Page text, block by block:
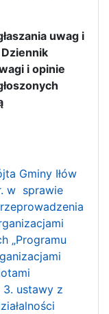
uwag i
i opinie
Gminy Iłów
w sprawie
„Programu
ustawy z